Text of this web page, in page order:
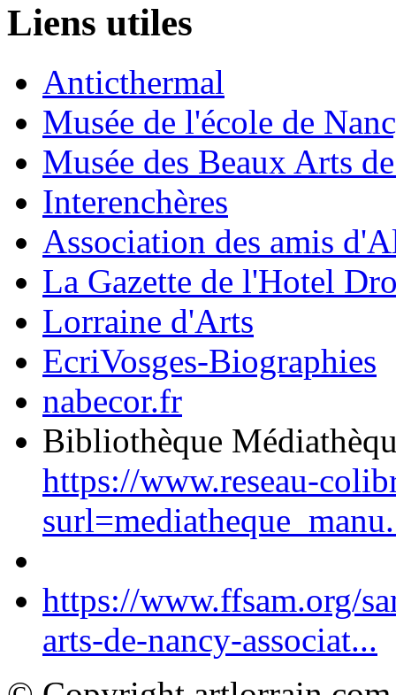
Liens utiles
Anticthermal
Musée de l'école de
Musée des Beaux Arts
Interenchères
Association des amis
La Gazette de l'Hotel
Lorraine d'Arts
EcriVosges-Biographies
nabecor.fr
Bibliothèque
https://www.reseau-
https://www.ffsam.org/
arts-de-nancy-associat...